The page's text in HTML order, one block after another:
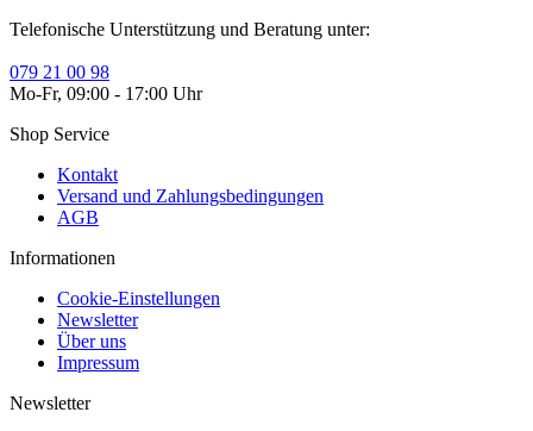
Telefonische Unterstützung und Beratung unter:
079 21 00 98
Mo-Fr, 09:00 - 17:00 Uhr
Shop Service
Kontakt
Versand und Zahlungsbedingungen
AGB
Informationen
Cookie-Einstellungen
Newsletter
Über uns
Impressum
Newsletter